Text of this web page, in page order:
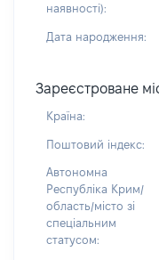
наявності):
Дата народження:
Зареєстроване
Країна:
Поштовий індекс:
Автономна
Республіка Крим/
область/місто зі
спеціальним
статусом: